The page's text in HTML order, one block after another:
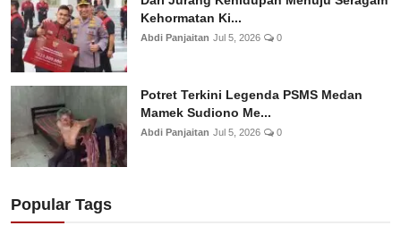
Kehormatan Ki...
Abdi Panjaitan Jul 5, 2026 0
Potret Terkini Legenda PSMS Medan
Mamek Sudiono Me...
Abdi Panjaitan Jul 5, 2026 0
Popular Tags